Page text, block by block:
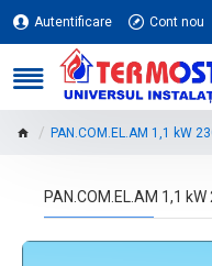
Autentificare Cont nou
PAN.COM.EL.AM 1,1 kW
PAN.COM.EL.AM 1,1